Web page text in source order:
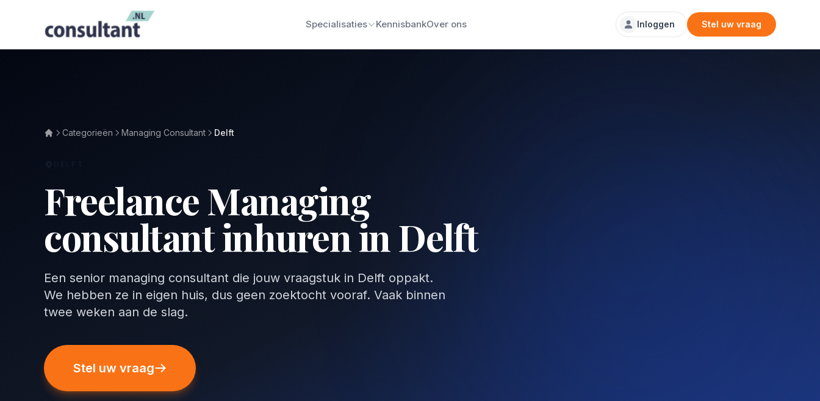
Specialisaties KennisbankOver ons Inloggen Stel uw vraag
Categorieën Managing Consultant Delft
Freelance Managing
consultant inhuren in Delft
Een senior managing consultant die jouw vraagstuk in Delft oppakt.
We hebben ze in eigen huis, dus geen zoektocht vooraf. Vaak binnen
twee weken aan de slag.
Stel uw vraag